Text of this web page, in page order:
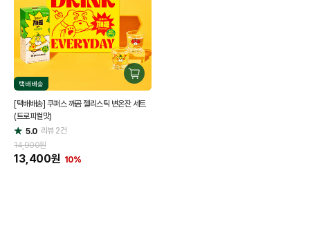
택배배송
구
매
하
[택배배송] 쿠퍼스 깨곰 젤리스틱 변온잔 세트
(트로피컬맛)
별
점
5.0 리뷰2건
14,900원
13,400원 10%